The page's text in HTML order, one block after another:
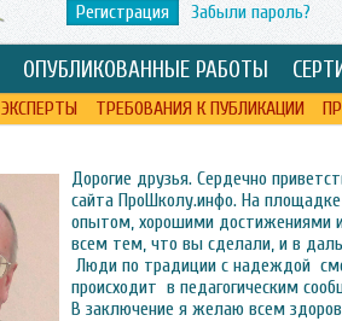
Регистрация Забыли пароль?
ОПУБЛИКОВАННЫЕ РАБОТЫ
ЭКСПЕРТЫ ТРЕБОВАНИЯ К ПУБЛИКАЦИИ
Дорогие друзья. Сердечно
сайта ПроШколу.инфо. На
опытом, хорошими достижениями
всем тем, что вы сделали, и в
Люди по традиции с надеждой
происходит в педагогическим
В заключение я желаю всем